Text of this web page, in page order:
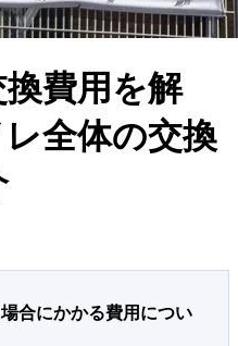
費用を解
全体の交換
合にかかる費用につい